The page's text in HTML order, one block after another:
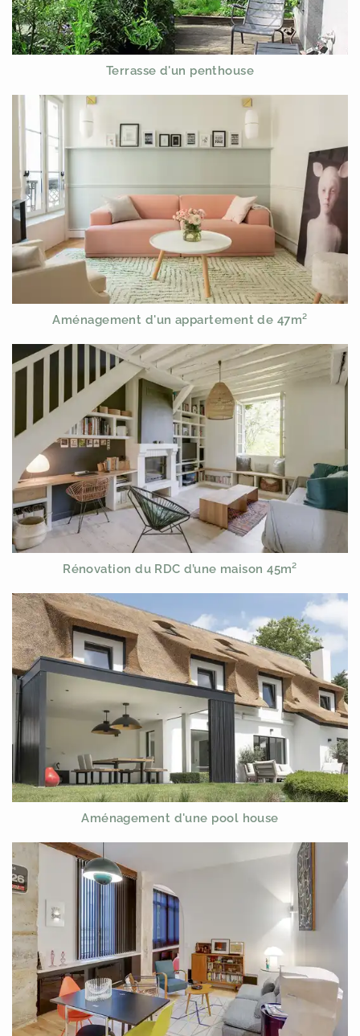
Terrasse d'un penthouse
Aménagement d'un appartement de 47m²
Rénovation du RDC d’une maison 45m²
Aménagement d'une pool house